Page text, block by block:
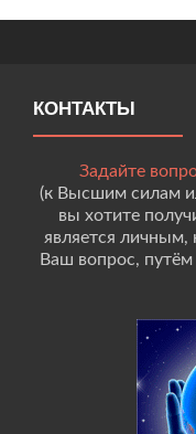
КОНТАКТЫ
Задайте
(к Высшим силам
вы хотите
является личным,
Ваш вопрос,